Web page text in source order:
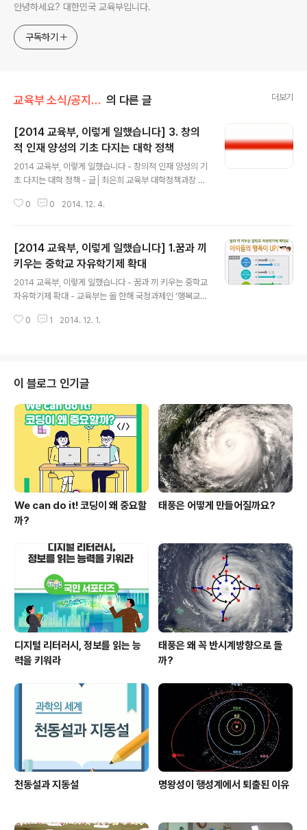
안녕하세요? 대한민국 교육부입니다.
구독하기
교육부 소식/공지사항 의 다른 글 더보기
[2014 교육부, 이렇게 일했습니다] 3. 창의
적 인재 양성의 기초 다지는 대학 정책
2014 교육부, 이렇게 일했습니다 - 창의적 인재 양성의 기
초 다지는 대학 정책 - 글│최은희 교육부 대학정책과장 박
가들로 대학발전기획단을 구성하여 「고등교육 종합발전 방
부에서 추진할 주요 정책의 추진계획을 마련하였다. 그리
고 2014년 한 해, 교육부 대학지원실에서는 종합발전 방
안의 밑그림 위에서 주요 정책과 사업의 본격적인 추진 계
획을 마련하고 시행하였다. 지방대학과 전문대학 육성, 고
등교육 재정지원 확대, 대입 간소화와 소득연계형 반값등
록금, 대학 구조개혁 추진 등 숨가쁘게 달려온 대학 정책의
0 0 2014. 12. 4.
[2014 교육부, 이렇게 일했습니다] 1.꿈과 끼
키우는 중학교 자유학기제 확대
2014 교육부, 이렇게 일했습니다 - 꿈과 끼 키우는 중학교
자유학기제 확대 - 교육부는 올 한해 국정과제인 ‘행복교
자유학기제를 성공적으로 도입하기 위해 연구·희망학교를
맞춤형 교육비 지원으로 고른 교육기회를 보장하는 계기를
마련하였다. 2014년 교육부가 추진해 온 주요사업들을 정
리해 본다.글│조재익 교육부 공교육진흥과장 자유학기제
란 중학교 교육과정 중 한 학기 동안 학생들이 중간·기말고
사 등 시험부담에서 벗어나 꿈과 끼를 찾을 수 있도록 수업
운영을 토론, 실습 등 학생 참여형으로..
0 1 2014. 12. 1.
이 블로그 인기글
We can do it! 코딩이 왜 중요할
까?
태풍은 어떻게 만들어질까요?
디지털 리터러시, 정보를 읽는 능
력을 키워라
태풍은 왜 꼭 반시계방향으로 돌
까?
천동설과 지동설 명왕성이 행성계에서 퇴출된 이유